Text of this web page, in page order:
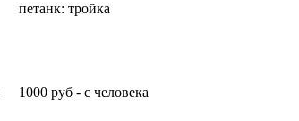
петанк: тройка
1000 руб- с человека